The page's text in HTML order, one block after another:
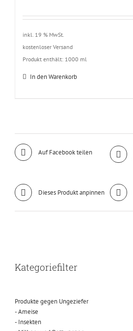
inkl. 19 % MwSt.
kostenloser Versand
Produkt enthält: 1000 ml
In den Warenkorb
Auf Facebook teilen
Dieses Produkt anpinnen
Kategoriefilter
Produkte gegen Ungeziefer
- Ameise
- Insekten